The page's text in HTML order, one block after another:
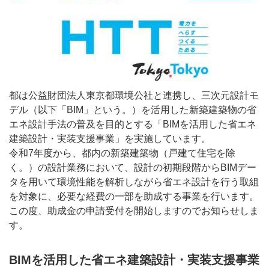
都は公益財団法人東京都環境公社と連携し、三次元設計モ
デル（以下「BIM」という。）を活用した新築建築物の省
エネ設計手法の普及を目的とする「BIMを活用した省エネ
建築設計・実装支援事業」を実施しています。
令和7年度から、都内の新築建築物（戸建て住宅を除
く。）の設計業務において、設計の初期段階からBIMデー
タを用いて環境性能を解析しながら省エネ設計を行う取組
を対象に、必要な経費の一部を助成する事業を行います。
この度、助成金の申請受付を開始しますのでお知らせしま
す。
BIMを活用した省エネ建築設計・実装支援事業